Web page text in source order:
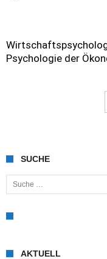
Psychologie der
SUCHE
Suche nach:
AKTUELL